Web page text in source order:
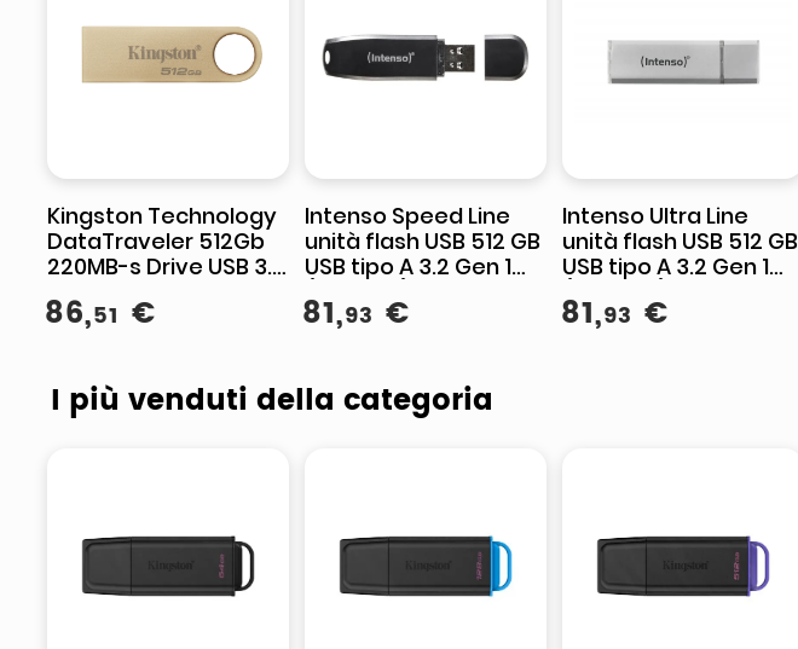
Kingston Technology
DataTraveler 512Gb
220MB-s Drive USB 3.2
Gen 1 in Metallo SE9
G3
86,51 €
Intenso Speed Line
unità flash USB 512 GB
USB tipo A 3.2 Gen 1
(3.1 Gen 1) Nero
81,93 €
Intenso Ultra Line
unità flash USB 512 GB
USB tipo A 3.2 Gen 1
(3.1 Gen 1) Argento
81,93 €
I più venduti della categoria